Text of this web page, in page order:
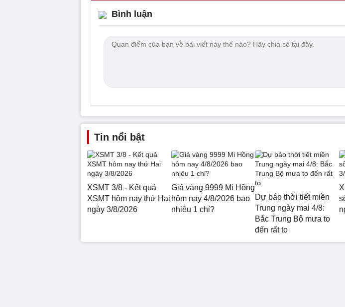
Bình luận
Tin nổi bật
XSMT 3/8 - Kết quả
XSMT hôm nay thứ Hai
ngày 3/8/2026
Giá vàng 9999 Mi Hồng
hôm nay 4/8/2026 bao
nhiêu 1 chỉ?
Dự báo thời tiết miền
Trung ngày mai 4/8:
Bắc Trung Bộ mưa to
đến rất to